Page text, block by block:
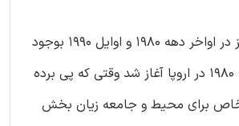
عبارت بازاریابی سبز در اواخر دهه 1980 و اوایل 1990 بوجود
آمد و در اوایل دهه 1980 در اروپا آغاز شد وقتی که پی برده
برای محیط و جامعه زیان بخش